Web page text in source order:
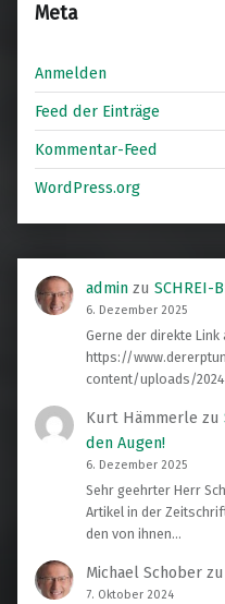
Meta
Anmelden
Feed der Einträge
Kommentar-Feed
WordPress.org
admin zuSCHREI-
6. Dezember 2025
Gerne der direkte Link
https://
content/uploads/
Kurt Hämmerle zu
den Augen!
6. Dezember 2025
Sehr geehrter Herr
Artikel in der
den von ihnen…
Michael Schober
7. Oktober 2024